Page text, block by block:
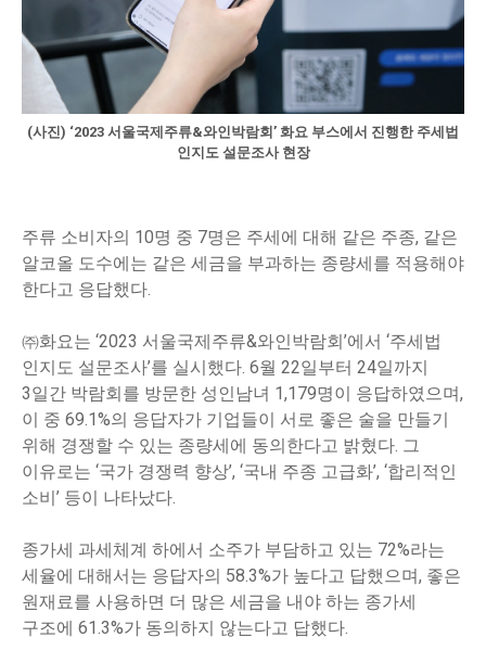
(사진) ‘2023 서울국제주류&와인박람회’ 화요 부스에서 진행한 주세법
인지도 설문조사 현장
주류 소비자의 10명 중 7명은 주세에 대해 같은 주종, 같은
알코올 도수에는 같은 세금을 부과하는 종량세를 적용해야
한다고 응답했다.
㈜화요는 ‘2023 서울국제주류&와인박람회’에서 ‘주세법
인지도 설문조사’를 실시했다. 6월 22일부터 24일까지
3일간 박람회를 방문한 성인남녀 1,179명이 응답하였으며,
이 중 69.1%의 응답자가 기업들이 서로 좋은 술을 만들기
위해 경쟁할 수 있는 종량세에 동의한다고 밝혔다. 그
이유로는 ‘국가 경쟁력 향상’, ‘국내 주종 고급화’, ‘합리적인
소비’ 등이 나타났다.
종가세 과세체계 하에서 소주가 부담하고 있는 72%라는
세율에 대해서는 응답자의 58.3%가 높다고 답했으며, 좋은
원재료를 사용하면 더 많은 세금을 내야 하는 종가세
구조에 61.3%가 동의하지 않는다고 답했다.